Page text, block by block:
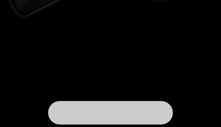
концерт века. Таких вот прям паршивых шуток
очень много, меня выбила из колеи одна такая
раз угрожает очередному мужчине в своей
излюбленной манере, то сынок с батей
начинают еще один высокоинтеллектуальный